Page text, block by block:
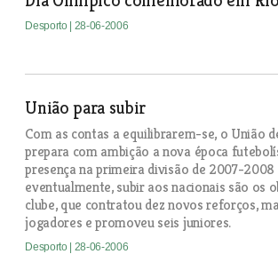
Desporto | 28-06-2006
União para subir
Com as contas a equilibrarem-se, o União
prepara com ambição a nova época
presença na primeira divisão de 2007-2008
eventualmente, subir aos nacionais são os
clube, que contratou dez novos reforços,
jogadores e promoveu seis juniores.
Desporto | 28-06-2006